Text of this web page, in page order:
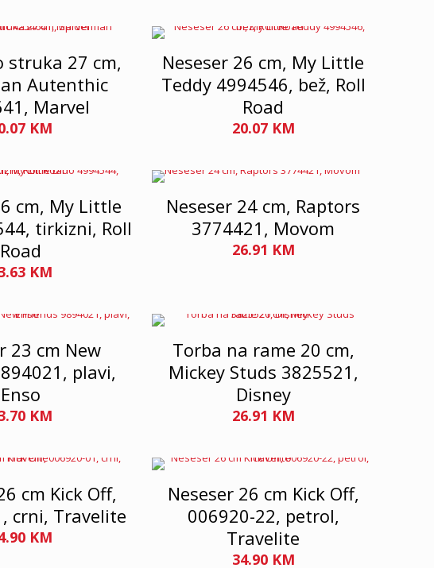
struka 27 cm,
Autenthic
Marvel
KM
Neseser 26 cm, My Little
Teddy 4994546, bež, Roll
Road
20.07 KM
cm, My Little
tirkizni, Roll
Road
KM
Neseser 24 cm, Raptors
3774421, Movom
26.91 KM
23 cm New
plavi,
Enso
KM
Torba na rame 20 cm,
Mickey Studs 3825521,
Disney
26.91 KM
cm Kick Off,
crni, Travelite
KM
Neseser 26 cm Kick Off,
006920-22, petrol,
Travelite
34.90 KM